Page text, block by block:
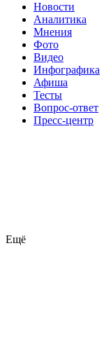
Новости
Аналитика
Мнения
Фото
Видео
Инфографика
Афиша
Тесты
Вопрос-ответ
Пресс-центр
Ещё